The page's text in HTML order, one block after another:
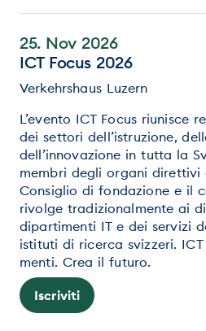
25. Nov 2026
ICT Focus 2026
Verkehrshaus Luzern
L’evento ICT Focus riunisce
dei settori dell’istruzione,
dell’innovazione in tutta la
membri degli organi direttivi
Consiglio di fondazione e il
rivolge tradizionalmente ai
dipartimenti IT e dei servizi
istituti di ricerca svizzeri.
menti. Crea il futuro.
Iscriviti